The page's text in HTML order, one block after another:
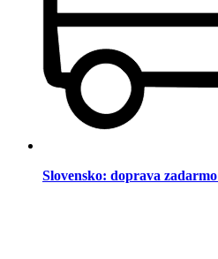
Slovensko: doprava zadarmo